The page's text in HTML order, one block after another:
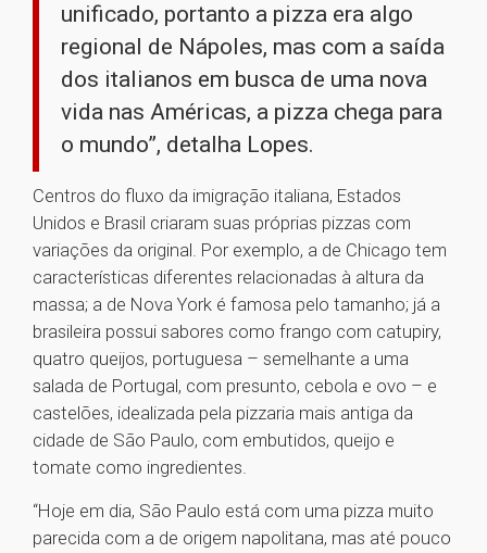
unificado, portanto a pizza era algo
regional de Nápoles, mas com a saída
dos italianos em busca de uma nova
vida nas Américas, a pizza chega para
o mundo”, detalha Lopes.
Centros do fluxo da imigração italiana, Estados
Unidos e Brasil criaram suas próprias pizzas com
variações da original. Por exemplo, a de Chicago tem
características diferentes relacionadas à altura da
massa; a de Nova York é famosa pelo tamanho; já a
brasileira possui sabores como frango com catupiry,
quatro queijos, portuguesa – semelhante a uma
salada de Portugal, com presunto, cebola e ovo – e
castelões, idealizada pela pizzaria mais antiga da
cidade de São Paulo, com embutidos, queijo e
tomate como ingredientes.
“Hoje em dia, São Paulo está com uma pizza muito
parecida com a de origem napolitana, mas até pouco